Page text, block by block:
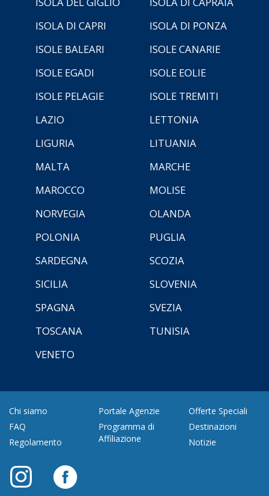
ISOLA DI CAPRI
ISOLA DI PONZA
ISOLE BALEARI
ISOLE CANARIE
ISOLE EGADI
ISOLE EOLIE
ISOLE PELAGIE
ISOLE TREMITI
LAZIO
LETTONIA
LIGURIA
LITUANIA
MALTA
MARCHE
MAROCCO
MOLISE
NORVEGIA
OLANDA
POLONIA
PUGLIA
SARDEGNA
SCOZIA
SICILIA
SLOVENIA
SPAGNA
SVEZIA
TOSCANA
TUNISIA
VENETO
Chi siamo
FAQ
Regolamento
Portale Agenzie
Programma di
Affiliazione
Offerte Speciali
Destinazioni
Notizie